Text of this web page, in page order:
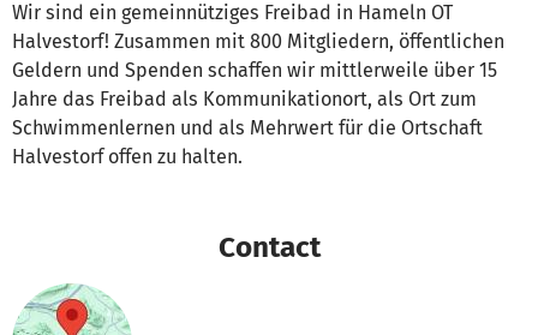
Wir sind ein gemeinnütziges Freibad in Hameln OT
Halvestorf! Zusammen mit 800 Mitgliedern, öffentlichen
Geldern und Spenden schaffen wir mittlerweile über 15
Jahre das Freibad als Kommunikationort, als Ort zum
Schwimmenlernen und als Mehrwert für die Ortschaft
Halvestorf offen zu halten.
Contact